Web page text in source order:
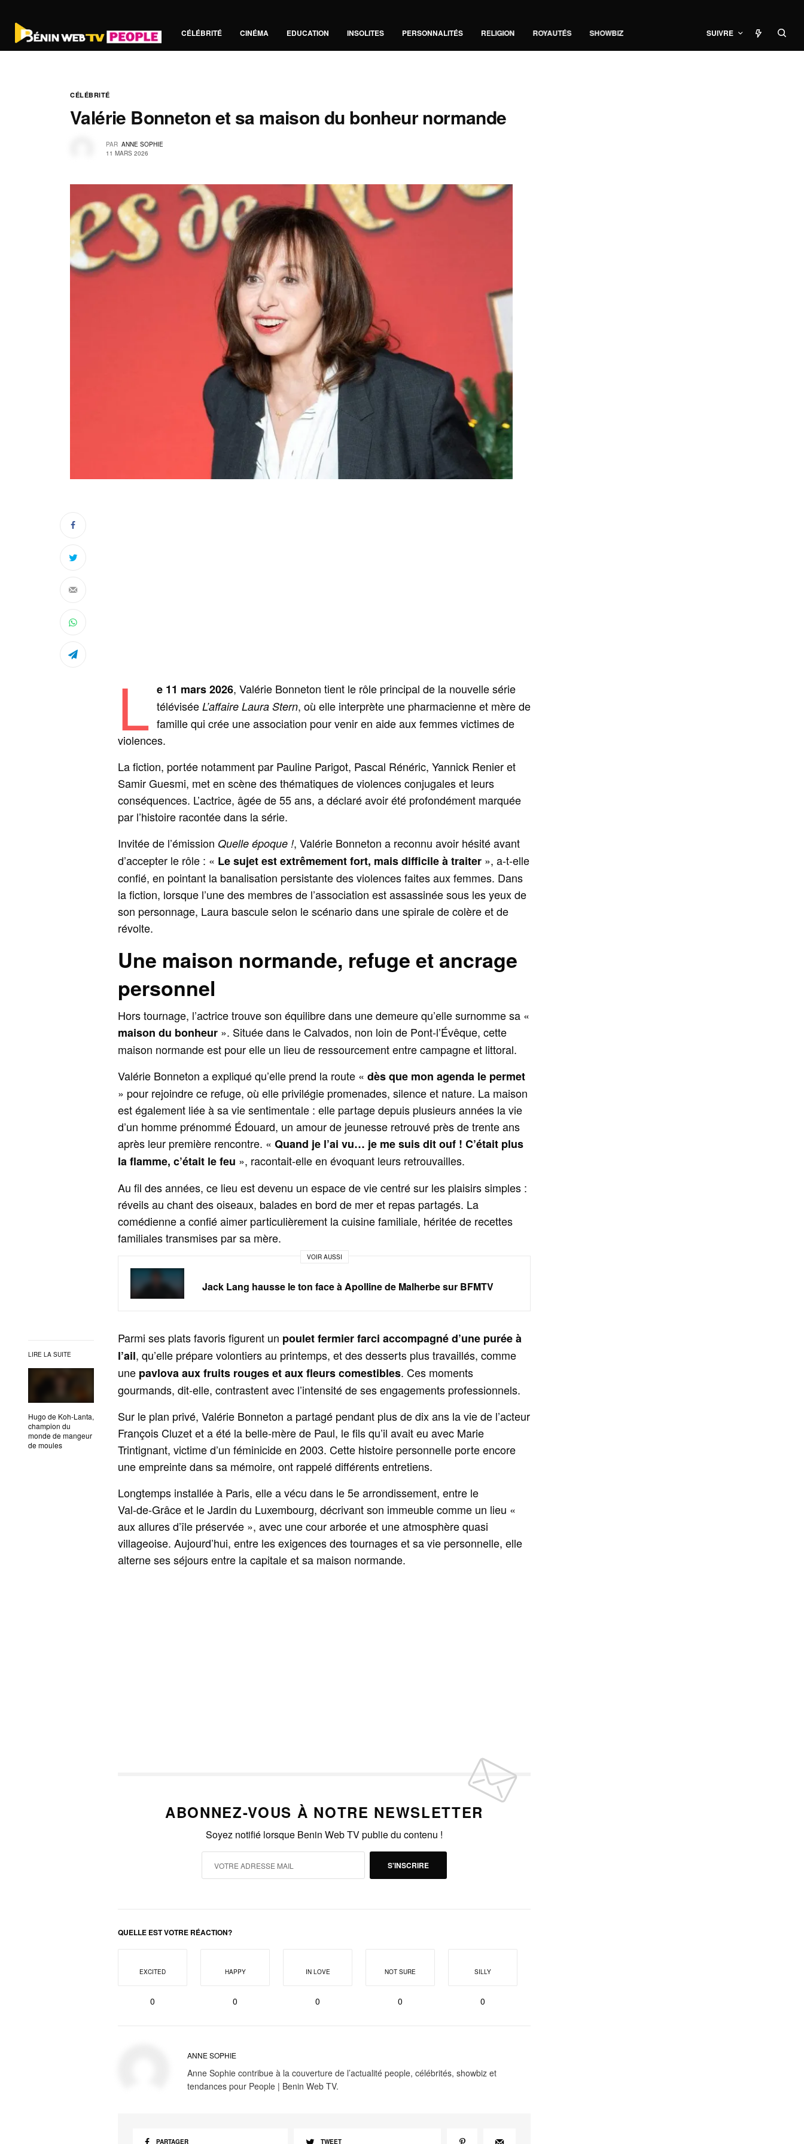
CÉLÉBRITÉ CINÉMA EDUCATION INSOLITES PERSONNALITÉS RELIGION ROYAUTÉS SHOWBIZ SUIVRE
CÉLÉBRITÉ
Valérie Bonneton et sa maison du bonheur normande
PAR ANNE SOPHIE
11 MARS 2026
LIRE LA SUITE
Hugo de Koh-Lanta,
champion du
monde de mangeur
de moules
L e 11 mars 2026, Valérie Bonneton tient le rôle principal de la nouvelle série
télévisée L’affaire Laura Stern, où elle interprète une pharmacienne et mère de
famille qui crée une association pour venir en aide aux femmes victimes de
violences.
La fiction, portée notamment par Pauline Parigot, Pascal Rénéric, Yannick Renier et
Samir Guesmi, met en scène des thématiques de violences conjugales et leurs
conséquences. L’actrice, âgée de 55 ans, a déclaré avoir été profondément marquée
par l’histoire racontée dans la série.
Invitée de l’émission Quelle époque !, Valérie Bonneton a reconnu avoir hésité avant
d’accepter le rôle : « Le sujet est extrêmement fort, mais difficile à traiter », a-t-elle
confié, en pointant la banalisation persistante des violences faites aux femmes. Dans
la fiction, lorsque l’une des membres de l’association est assassinée sous les yeux de
son personnage, Laura bascule selon le scénario dans une spirale de colère et de
révolte.
Une maison normande, refuge et ancrage
personnel
Hors tournage, l’actrice trouve son équilibre dans une demeure qu’elle surnomme sa «
maison du bonheur ». Située dans le Calvados, non loin de Pont‑l’Évêque, cette
maison normande est pour elle un lieu de ressourcement entre campagne et littoral.
Valérie Bonneton a expliqué qu’elle prend la route «dès que mon agenda le permet
» pour rejoindre ce refuge, où elle privilégie promenades, silence et nature. La maison
est également liée à sa vie sentimentale : elle partage depuis plusieurs années la vie
d’un homme prénommé Édouard, un amour de jeunesse retrouvé près de trente ans
après leur première rencontre. «Quand je l’ai vu… je me suis dit ouf ! C’était plus
la flamme, c’était le feu », racontait-elle en évoquant leurs retrouvailles.
Au fil des années, ce lieu est devenu un espace de vie centré sur les plaisirs simples :
réveils au chant des oiseaux, balades en bord de mer et repas partagés. La
comédienne a confié aimer particulièrement la cuisine familiale, héritée de recettes
familiales transmises par sa mère.
VOIR AUSSI
Jack Lang hausse le ton face à Apolline de Malherbe sur BFMTV
Parmi ses plats favoris figurent un poulet fermier farci accompagné d’une purée à
l’ail, qu’elle prépare volontiers au printemps, et des desserts plus travaillés, comme
une pavlova aux fruits rouges et aux fleurs comestibles. Ces moments
gourmands, dit-elle, contrastent avec l’intensité de ses engagements professionnels.
Sur le plan privé, Valérie Bonneton a partagé pendant plus de dix ans la vie de l’acteur
François Cluzet et a été la belle‑mère de Paul, le fils qu’il avait eu avec Marie
Trintignant, victime d’un féminicide en 2003. Cette histoire personnelle porte encore
une empreinte dans sa mémoire, ont rappelé différents entretiens.
Longtemps installée à Paris, elle a vécu dans le 5e arrondissement, entre le
Val‑de‑Grâce et le Jardin du Luxembourg, décrivant son immeuble comme un lieu «
aux allures d’île préservée », avec une cour arborée et une atmosphère quasi
villageoise. Aujourd’hui, entre les exigences des tournages et sa vie personnelle, elle
alterne ses séjours entre la capitale et sa maison normande.
ABONNEZ-VOUS À NOTRE NEWSLETTER
Soyez notifié lorsque Benin Web TV publie du contenu !
S'INSCRIRE
QUELLE EST VOTRE RÉACTION?
EXCITED
0
HAPPY
0
IN LOVE
0
NOT SURE
0
SILLY
0
ANNE SOPHIE
Anne Sophie contribue à la couverture de l’actualité people, célébrités, showbiz et
tendances pour People | Benin Web TV.
PARTAGER TWEET